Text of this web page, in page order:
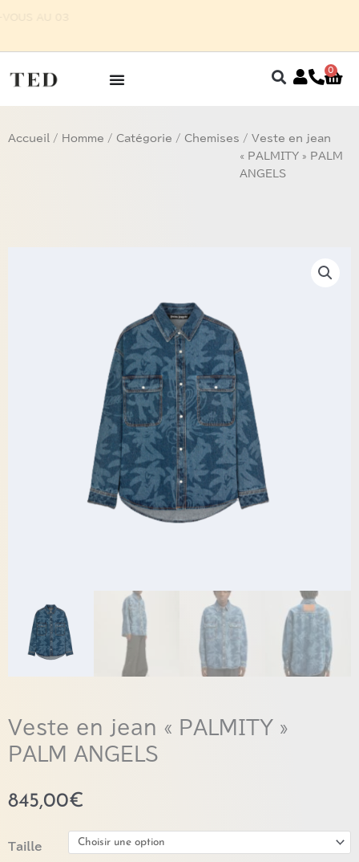
0
Accueil / Homme / Catégorie / Chemises / Veste en jean
« PALMITY » PALM
ANGELS
Veste en jean « PALMITY »
PALM ANGELS
845,00€
Taille
quantité